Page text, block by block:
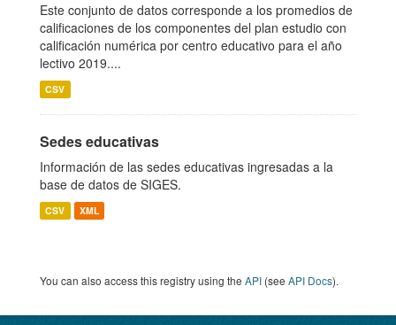
Este conjunto de datos corresponde a los promedios de
calificaciones de los componentes del plan estudio con
calificación numérica por centro educativo para el año
lectivo 2019....
CSV
Sedes educativas
Información de las sedes educativas ingresadas a la
base de datos de SIGES.
CSV XML
You can also access this registry using the API (see API Docs).